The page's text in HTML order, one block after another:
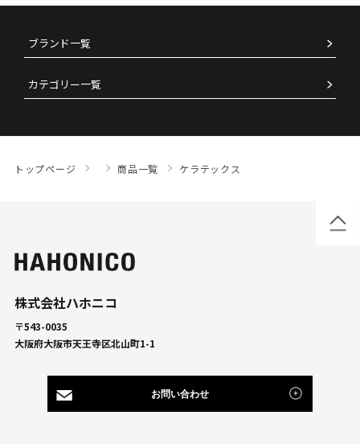
ブランド一覧
カテゴリー一覧
トップページ 商品一覧 ケラテックス
株式会社ハホニコ
〒543-0035
大阪府大阪市天王寺区北山町1-1
お問い合わせ